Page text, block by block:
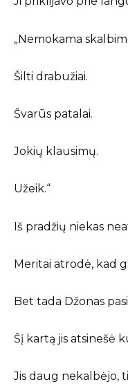
„Nemokama
Šilti drabužiai.
Švarūs patalai.
Jokių klausimų.
Užeik.“
Iš pradžių niekas
Meritai atrodė, kad
Bet tada Džonas
Šį kartą jis atsinešė
Jis daug nekalbėjo,